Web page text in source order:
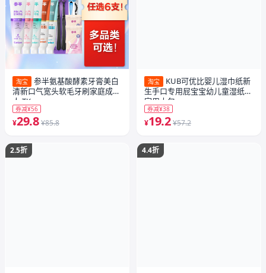
淘宝
参半氨基酸酵素牙膏美白
清新口气宽头软毛牙刷家庭成
人-TK
券减¥56
¥29.8 ¥85.8
2.5折
淘宝
KUB可优比婴儿湿巾纸新
生手口专用屁宝宝幼儿童湿纸巾
家用大包
券减¥38
¥19.2 ¥57.2
4.4折